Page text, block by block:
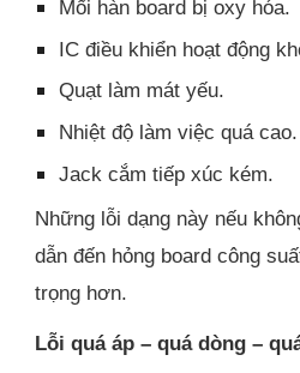
Mối hàn board bị oxy hóa.
IC điều khiển hoạt động
Quạt làm mát yếu.
Nhiệt độ làm việc quá cao.
Jack cắm tiếp xúc kém.
Những lỗi dạng này nếu
dẫn đến hỏng board công
trọng hơn.
Lỗi quá áp – quá dòng –